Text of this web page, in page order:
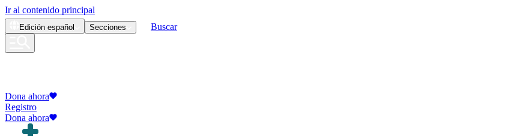
Ir al contenido principal
Edición español Secciones Buscar
Dona ahora
Registro
Dona ahora